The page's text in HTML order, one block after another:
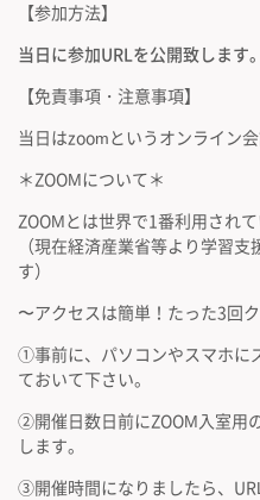
【参加方法】
当日に参加URLを公開致します。
【免責事項・注意事項】
当日はzoomというオンライン
＊ZOOMについて＊
ZOOMとは世界で1番利用され
（現在経済産業省等より学習
す）
〜アクセスは簡単！たった3回
①事前に、パソコンやスマホに
ておいて下さい。
②開催日数日前にZOOM入室用
します。
③開催時間になりましたら、